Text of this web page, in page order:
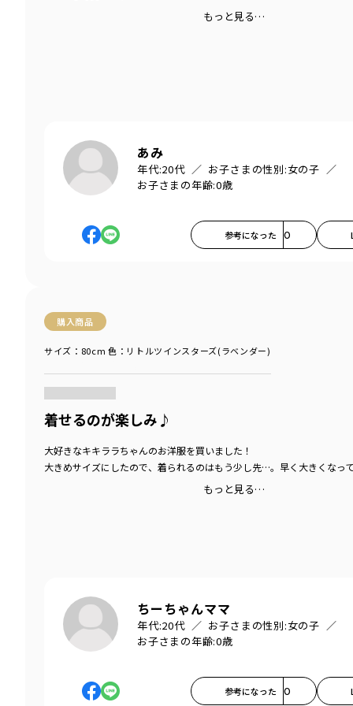
もっと見る…
あみ
年代:20代 お子さまの性別:女の子
お子さまの年齢:0歳
参考になった 0
購入商品
サイズ：80cm 色：リトルツインスターズ(ラベンダー)
着せるのが楽しみ♪
大好きなキキララちゃんのお洋服を買いました！
大きめサイズにしたので、着られるのはもう少し先…。早く大きくな
もっと見る…
ちーちゃんママ
年代:20代 お子さまの性別:女の子
お子さまの年齢:0歳
参考になった 0